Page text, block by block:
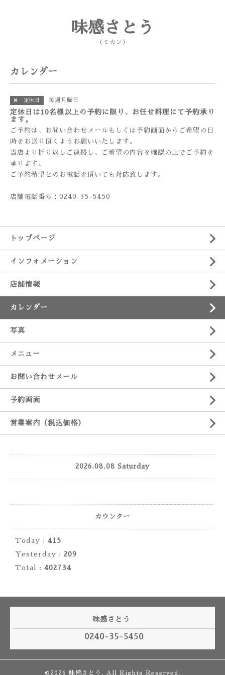
味感さとう
（ミカン）
カレンダー
❌ 定休日 毎週月曜日
定休日は10名様以上の予約に限り、お任せ料理にて予約承り
ます。
ご予約は、お問い合わせメールもしくは予約画面からご希望の日
時をお送り頂くようお願いいたします。
当店より折り返しご連絡し、ご希望の内容を確認の上でご予約を
承ります。
ご予約希望とのお電話を頂いても対応致します。
店舗電話番号：0240-35-5450
トップページ
インフォメーション
店舗情報
カレンダー
写真
メニュー
お問い合わせメール
予約画面
営業案内（税込価格）
2026.08.08 Saturday
カウンター
Today : 415
Yesterday : 209
Total : 402734
味感さとう
0240-35-5450
©2026 味感さとう . All Rights Reserved.